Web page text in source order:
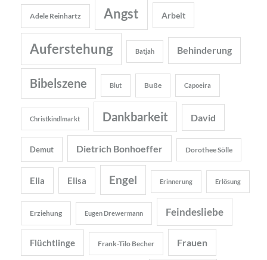
Adele Reinhartz Angst Arbeit
Auferstehung Batjah Behinderung
Bibelszene Blut Buße Capoeira
Christkindlmarkt Dankbarkeit David
Demut Dietrich Bonhoeffer Dorothee Sölle
Elia Elisa Engel Erinnerung Erlösung
Erziehung Eugen Drewermann Feindesliebe
Flüchtlinge Frank-Tilo Becher Frauen